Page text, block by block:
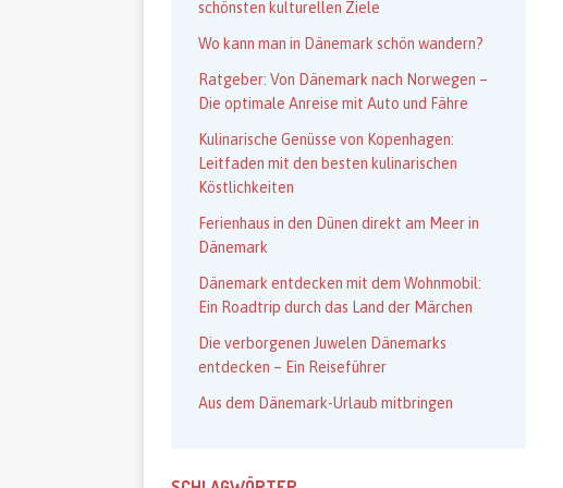
schönsten kulturellen Ziele
Wo kann man in Dänemark schön wandern?
Ratgeber: Von Dänemark nach Norwegen –
Die optimale Anreise mit Auto und Fähre
Kulinarische Genüsse von Kopenhagen:
Leitfaden mit den besten kulinarischen
Köstlichkeiten
Ferienhaus in den Dünen direkt am Meer in
Dänemark
Dänemark entdecken mit dem Wohnmobil:
Ein Roadtrip durch das Land der Märchen
Die verborgenen Juwelen Dänemarks
entdecken – Ein Reiseführer
Aus dem Dänemark-Urlaub mitbringen